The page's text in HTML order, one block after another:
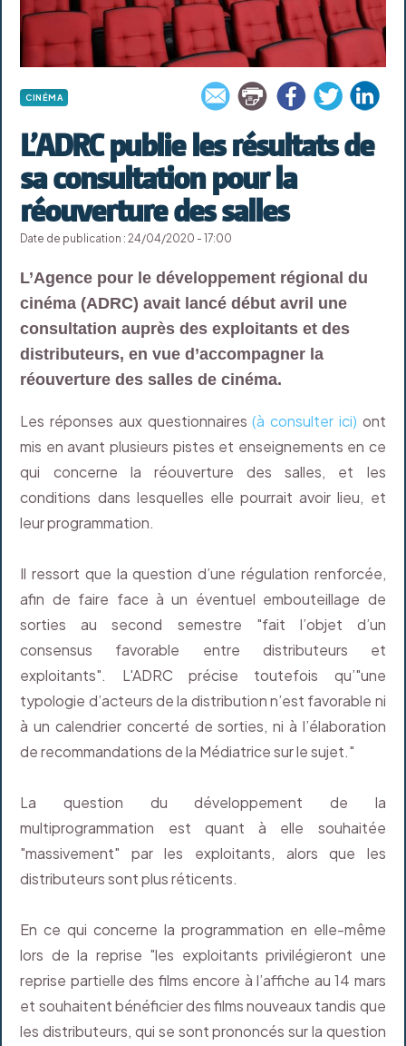
CINÉMA
L’ADRC publie les résultats de
sa consultation pour la
réouverture des salles
Date de publication : 24/04/2020 - 17:00
L’Agence pour le développement régional du
cinéma (ADRC) avait lancé début avril une
consultation auprès des exploitants et des
distributeurs, en vue d’accompagner la
réouverture des salles de cinéma.
Les réponses aux questionnaires(à consulter ici) ont
mis en avant plusieurs pistes et enseignements en ce
qui concerne la réouverture des salles, et les
conditions dans lesquelles elle pourrait avoir lieu, et
leur programmation.
Il ressort que la question d’une régulation renforcée,
afin de faire face à un éventuel embouteillage de
sorties au second semestre "fait l’objet d’un
consensus favorable entre distributeurs et
exploitants". L'ADRC précise toutefois qu’"une
typologie d’acteurs de la distribution n’est favorable ni
à un calendrier concerté de sorties, ni à l’élaboration
de recommandations de la Médiatrice sur le sujet."
La question du développement de la
multiprogrammation est quant à elle souhaitée
"massivement" par les exploitants, alors que les
distributeurs sont plus réticents.
En ce qui concerne la programmation en elle-même
lors de la reprise "les exploitants privilégieront une
reprise partielle des films encore à l’affiche au 14 mars
et souhaitent bénéficier des films nouveaux tandis que
les distributeurs, qui se sont prononcés sur la question